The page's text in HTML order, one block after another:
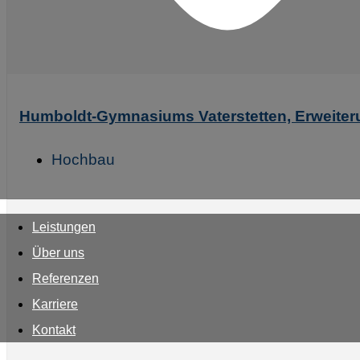
Leistungen
Über uns
Referenzen
Karriere
Kontakt
Humboldt-Gymnasiums Vaterstetten,
Hochbau